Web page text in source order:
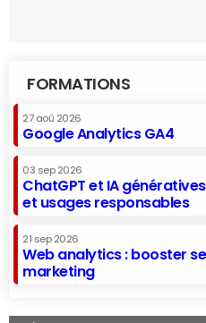
FORMATIONS
27 aoû 2026
Google Analytics GA4
03 sep 2026
ChatGPT et IA
et usages responsables
21 sep 2026
Web analytics : booster
marketing